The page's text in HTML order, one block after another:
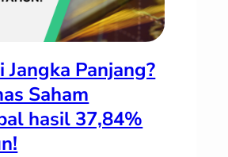
Jangka Panjang?
Saham
hasil 37,84%